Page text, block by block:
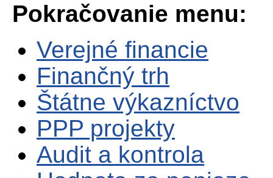
Pokračovanie menu:
Verejné financie
Finančný trh
Štátne výkazníctvo
PPP projekty
Audit a kontrola